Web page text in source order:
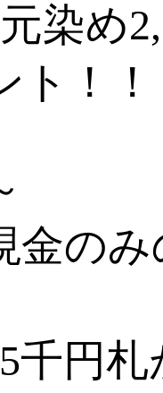
染め
ト！！
金の
千円